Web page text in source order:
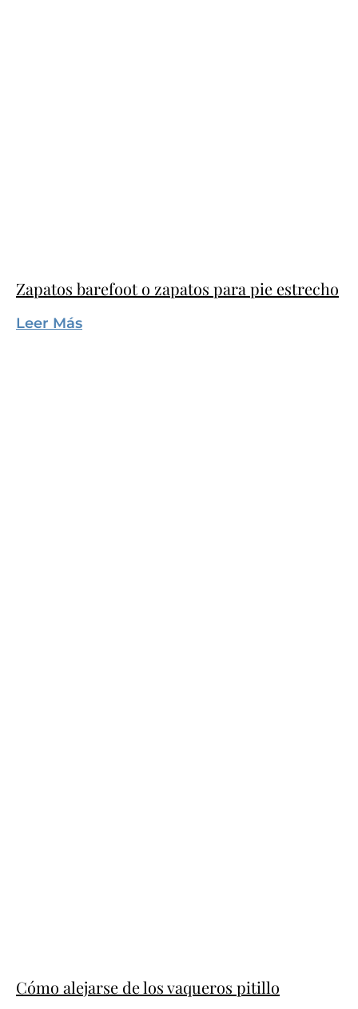
Zapatos barefoot o zapatos para pie estrecho
Leer Más
Cómo alejarse de los vaqueros pitillo